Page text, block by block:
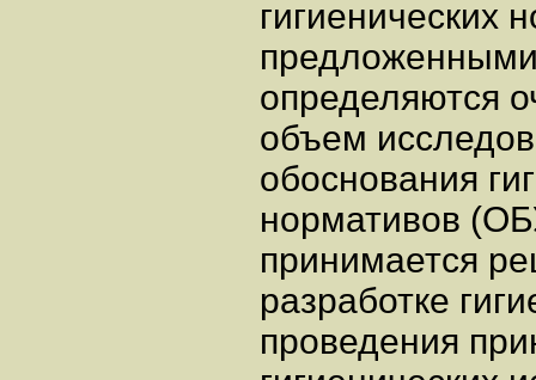
гигиенических
определяются
объем
обоснования
нормативов
принимается
разработке
проведения